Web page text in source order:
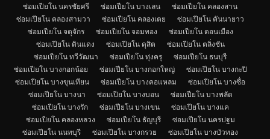
ซ่อมเปียโน นครชัยศรี
ซ่อมเปียโน บางเลน
ซ่อมเปียโน คลองสาน
ซ่อมเปียโน คลองสามวา
ซ่อมเปียโน คลองเตย
ซ่อมเปียโน คันนายาว
ซ่อมเปียโน จตุจักร
ซ่อมเปียโน จอมทอง
ซ่อมเปียโน ดอนเมือง
ซ่อมเปียโน ดินแดง
ซ่อมเปียโน ดุสิต
ซ่อมเปียโน ตลิ่งชัน
ซ่อมเปียโน ทวีวัฒนา
ซ่อมเปียโน ทุ่งครุ
ซ่อมเปียโน ธนบุรี
ซ่อมเปียโน บางกอกน้อย
ซ่อมเปียโน บางกอกใหญ่
ซ่อมเปียโน บางกะปิ
ซ่อมเปียโน บางขุนเทียน
ซ่อมเปียโน บางคอแหลม
ซ่อมเปียโน บางซื่อ
ซ่อมเปียโน บางนา
ซ่อมเปียโน บางบอน
ซ่อมเปียโน บางพลัด
ซ่อมเปียโน บางรัก
ซ่อมเปียโน บางเขน
ซ่อมเปียโน บางแค
ซ่อมเปียโน คลองหลวง
ซ่อมเปียโน ธัญบุรี
ซ่อมเปียโน นครปฐม
ซ่อมเปียโน นนทบุรี
ซ่อมเปียโน บางกรวย
ซ่อมเปียโน บางบัวทอง